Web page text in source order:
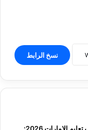
نسخ الرابط
وظائف تعليم الإمارات 2026: